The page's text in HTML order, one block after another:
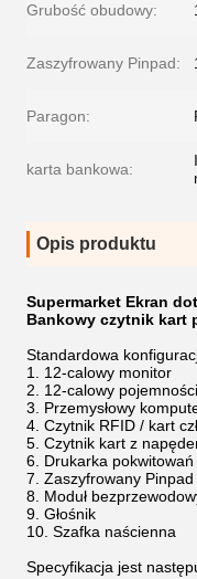
Grubość obudowy:
Zaszyfrowany Pinpad:
Paragon:
karta bankowa:
Opis produktu
Supermarket Ekran
Bankowy czytnik kart
Standardowa
12-calowy monitor
12-calowy
Przemysłowy
Czytnik RFID / kart
Czytnik kart z
Drukarka pokwitowań
Zaszyfrowany Pinpad
Moduł
Głośnik
Szafka naścienna
Specyfikacja jest